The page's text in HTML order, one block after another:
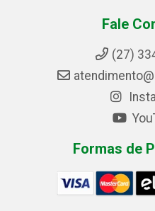
Fale
(27)
Formas de